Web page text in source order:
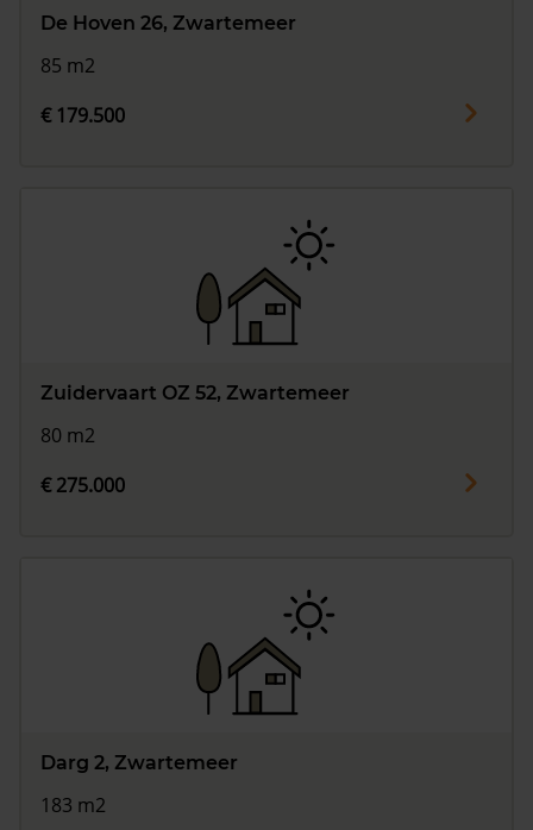
De Hoven 26, Zwartemeer
85 m2
€ 179.500
Zuidervaart OZ 52, Zwartemeer
80 m2
€ 275.000
Darg 2, Zwartemeer
183 m2